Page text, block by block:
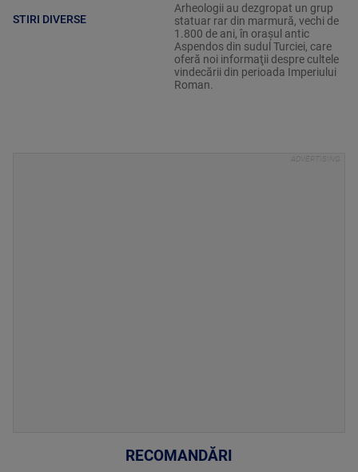
STIRI DIVERSE
Arheologii au dezgropat un grup
statuar rar din marmură, vechi de
1.800 de ani, în oraşul antic
Aspendos din sudul Turciei, care
oferă noi informaţii despre cultele
vindecării din perioada Imperiului
Roman.
RECOMANDĂRI